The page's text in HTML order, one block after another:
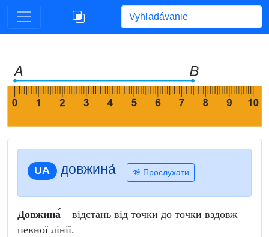
Begin typing for results.
UA довжина́ Прослухати
Довжина́ – відстань від точки до точки вздовж
певної лінії.